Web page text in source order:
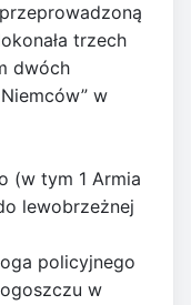
trzech
dwóch
w
(w tym 1 Armia
lewobrzeżnej
policyjnego
w